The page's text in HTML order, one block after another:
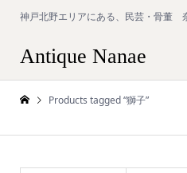
神戸北野エリアにある、民芸・骨董
Antique Nanae
Products tagged “獅子”